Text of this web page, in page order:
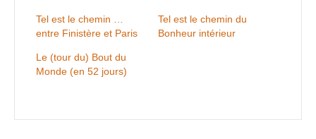
Tel est le chemin …
entre Finistère et Paris
Tel est le chemin du
Bonheur intérieur
Le (tour du) Bout du
Monde (en 52 jours)